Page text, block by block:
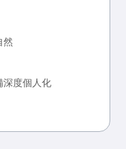
然
深度個人化